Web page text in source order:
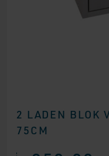
2 LADEN BLOK
75CM